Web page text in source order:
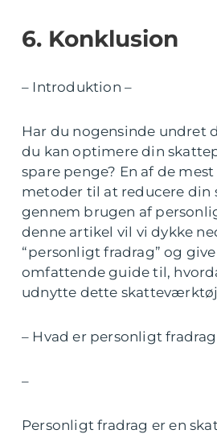
6. Konklusion
– Introduktion –
Har du nogensinde undret
du kan optimere din
spare penge? En af de
metoder til at reducere din
gennem brugen af
denne artikel vil vi dykke
“personligt fradrag” og
omfattende guide til,
udnytte dette
– Hvad er personligt
–
Personligt fradrag er en